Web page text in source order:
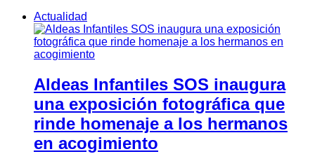
Actualidad
Aldeas Infantiles SOS inaugura
una exposición fotográfica que
rinde homenaje a los hermanos
en acogimiento